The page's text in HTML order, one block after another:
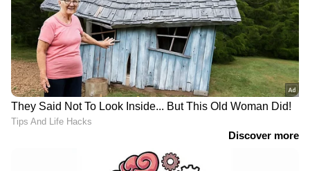
LATEST VIDEOS